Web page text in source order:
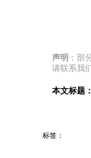
声明 ：部
请联系我
本文标题：
标签：